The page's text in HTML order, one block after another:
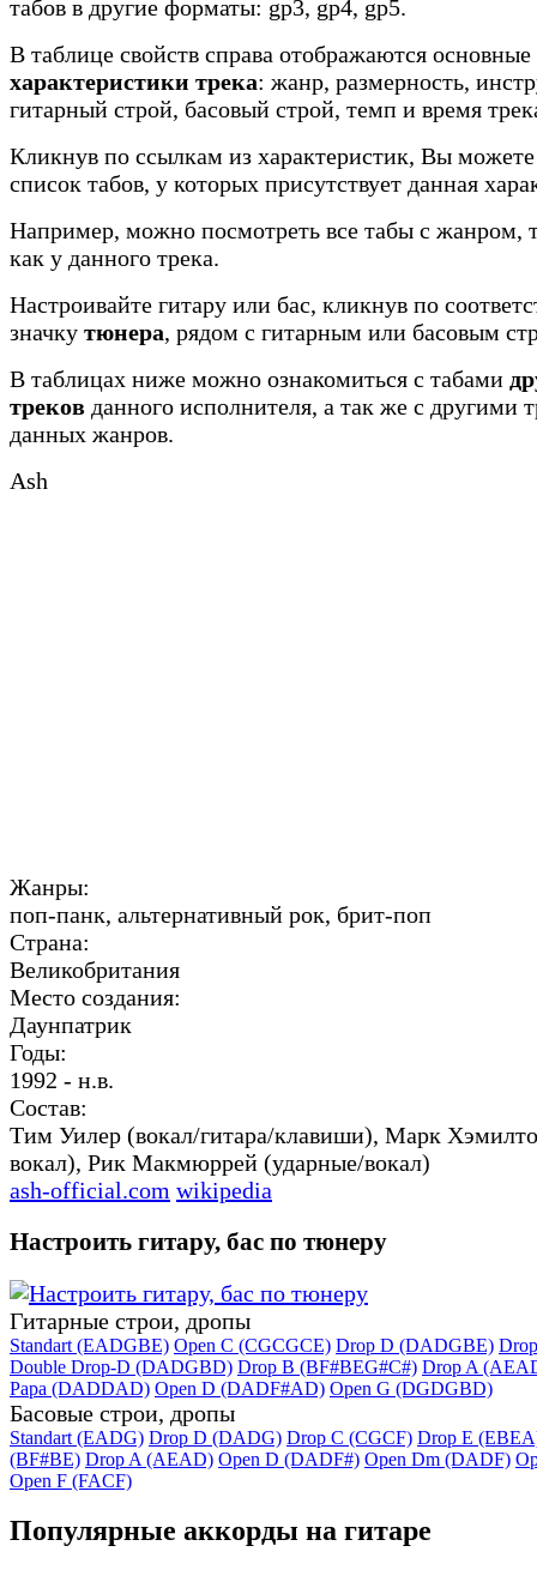
табов в другие форматы: gp3, gp4, gp5.
В таблице свойств справа отображаются основные
характеристики трека: жанр, размерность,
гитарный строй, басовый строй, темп и время
Кликнув по ссылкам из характеристик, Вы
список табов, у которых присутствует данная
Например, можно посмотреть все табы с жанром,
как у данного трека.
Настроивайте гитару или бас, кликнув по
значку тюнера, рядом с гитарным или басовым
В таблицах ниже можно ознакомиться с табами
треков данного исполнителя, а так же с другими
данных жанров.
Ash
Жанры:
поп-панк, альтернативный рок, брит-поп
Страна:
Великобритания
Место создания:
Даунпатрик
Годы:
1992 - н.в.
Состав:
Тим Уилер (вокал/гитара/клавиши), Марк
вокал), Рик Макмюррей (ударные/вокал)
ash-official.com wikipedia
Настроить гитару, бас по тюнеру
Гитарные строи, дропы
Standart (EADGBE) Open C (CGCGCE) Drop D (DADGBE)
Double Drop-D (DADGBD) Drop B (BF#BEG#C#) Drop A
Papa (DADDAD) Open D (DADF#AD) Open G (DGDGBD)
Басовые строи, дропы
Standart (EADG) Drop D (DADG) Drop C (CGCF) Drop E
(BF#BE) Drop A (AEAD) Open D (DADF#) Open Dm (DADF)
Open F (FACF)
Популярные аккорды на гитаре